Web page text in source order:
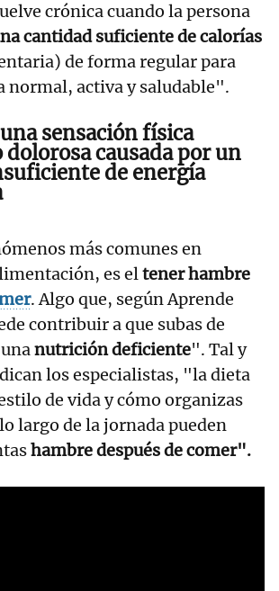
crónica cuando la persona
cantidad suficiente de calorías
de forma regular para
normal, activa y saludable".
sensación física
dolorosacausada por un
de energía
más comunes en
es eltener hambre
. Algo que, según Aprende
contribuir a que subas de
nutrición deficiente". Tal y
los especialistas, "la dieta
de vida y cómo organizas
largo de la jornada pueden
hambre después de comer".